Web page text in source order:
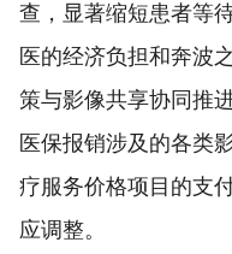
查，显著缩短患者等
医的经济负担和奔波
策与影像共享协同推
医保报销涉及的各类
疗服务价格项目的支
应调整。